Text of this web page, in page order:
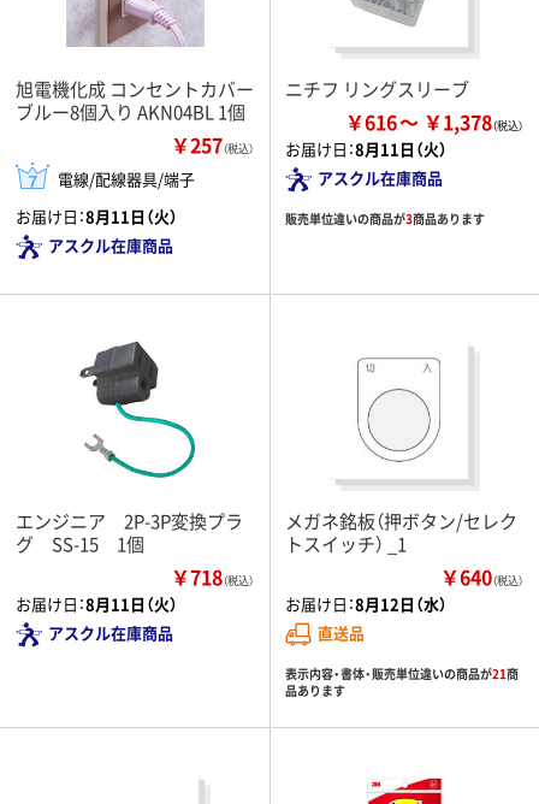
旭電機化成 コンセントカバー
ブルー8個入り AKN04BL 1個
￥257（税込）
電線/配線器具/端子
お届け日：8月11日（火）
アスクル在庫商品
ニチフ リングスリーブ
￥616 ￥1,378
お届け日：8月11日（火）
アスクル在庫商品
販売単位違いの商品が3商品あります
エンジニア 2P-3P変換プラ
グ SS-15 1個
￥718（税込）
お届け日：8月11日（火）
アスクル在庫商品
メガネ銘板（押ボタン/セレク
トスイッチ） _1
￥640（税込）
お届け日：8月12日（水）
直送品
表示内容・書体・販売単位違いの商品が21商
品あります